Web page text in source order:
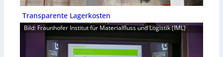
Transparente Lagerkosten
Bild: Fraunhofer Institut für Materialfluss und Logistik (IML)